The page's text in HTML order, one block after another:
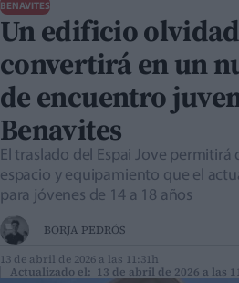
BENAVITES
Un edificio
convertirá en un
de encuentro
Benavites
El traslado del Espai Jove permitirá
espacio y equipamiento que el
para jóvenes de 14 a 18 años
BORJA PEDRÓS
13 de abril de 2026 a las 11:31h
Actualizado el: 13 de abril de 2026 a las